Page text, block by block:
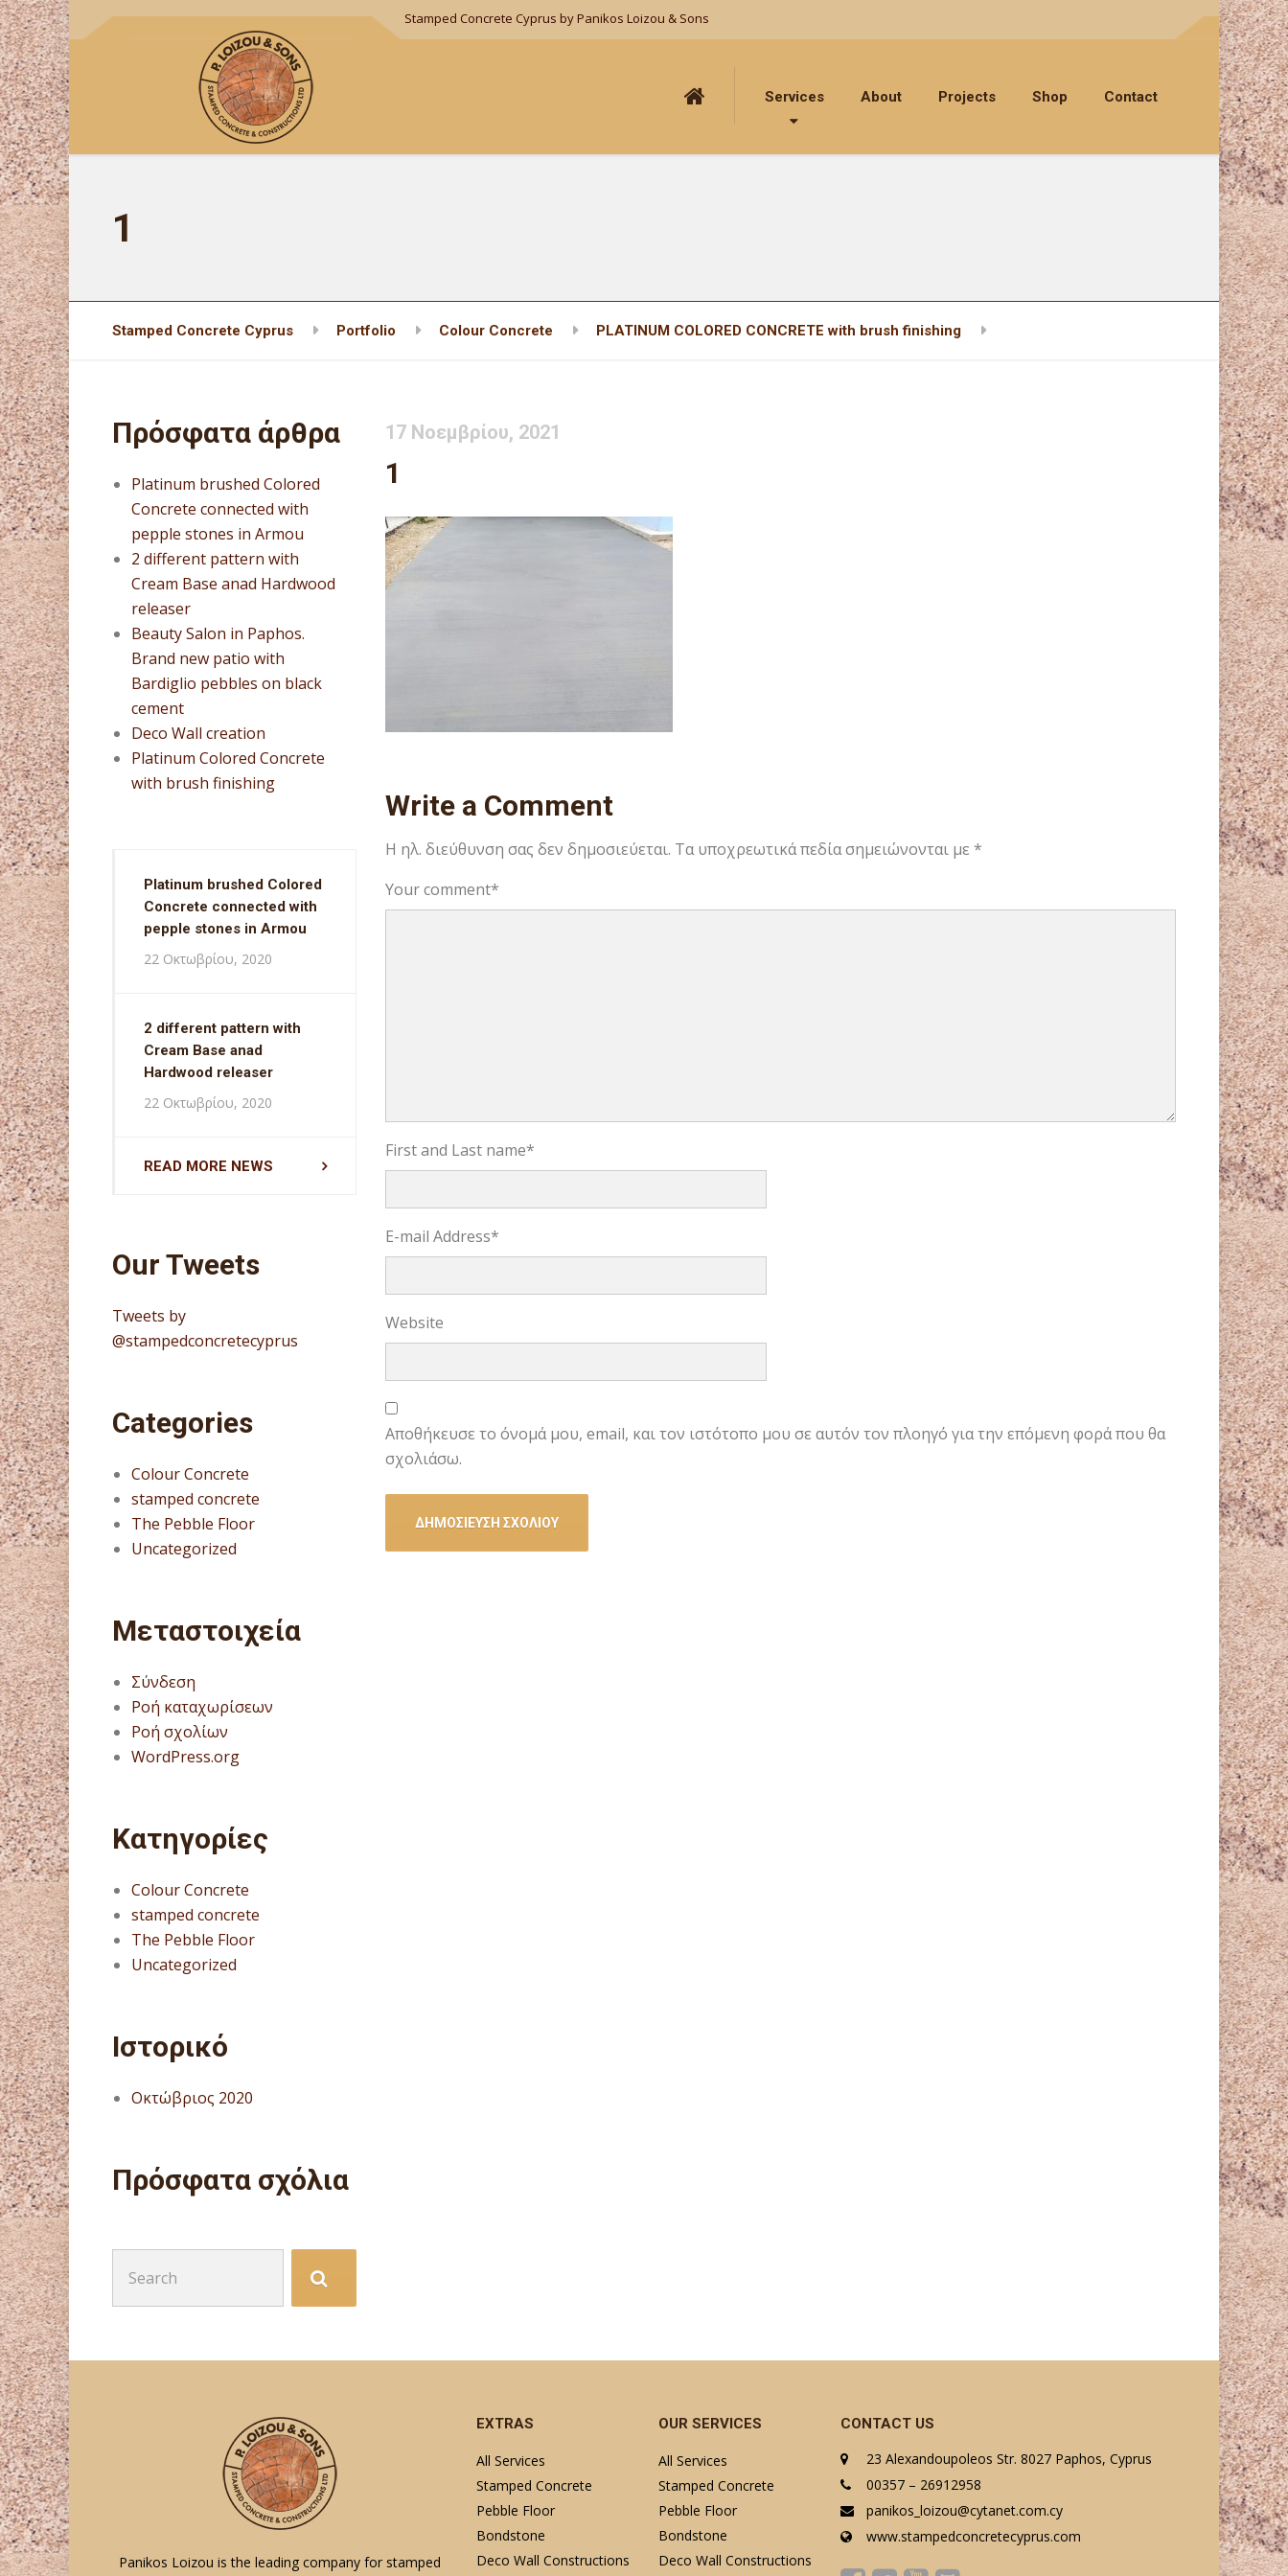
Stamped Concrete Cyprus by Panikos Loizou & Sons
Services About Projects Shop Contact
1
Stamped Concrete Cyprus Portfolio Colour Concrete PLATINUM COLORED CONCRETE with brush finishing
17 Νοεμβρίου, 2021
1
Write a Comment
Η ηλ. διεύθυνση σας δεν δημοσιεύεται. Τα υποχρεωτικά πεδία σημειώνονται με *
Your comment*
First and Last name*
E-mail Address*
Website
Αποθήκευσε το όνομά μου, email, και τον ιστότοπο μου σε αυτόν τον πλοηγό για την επόμενη φορά που θα
σχολιάσω.
Πρόσφατα άρθρα
Platinum brushed Colored
Concrete connected with
pepple stones in Armou
2 different pattern with
Cream Base anad Hardwood
releaser
Beauty Salon in Paphos.
Brand new patio with
Bardiglio pebbles on black
cement
Deco Wall creation
Platinum Colored Concrete
with brush finishing
Platinum brushed Colored
Concrete connected with
pepple stones in Armou
22 Οκτωβρίου, 2020
2 different pattern with
Cream Base anad
Hardwood releaser
22 Οκτωβρίου, 2020
READ MORE NEWS
Our Tweets
Tweets by
@stampedconcretecyprus
Categories
Colour Concrete
stamped concrete
The Pebble Floor
Uncategorized
Μεταστοιχεία
Σύνδεση
Ροή καταχωρίσεων
Ροή σχολίων
WordPress.org
Kατηγορίες
Colour Concrete
stamped concrete
The Pebble Floor
Uncategorized
Ιστορικό
Οκτώβριος 2020
Πρόσφατα σχόλια
for:
Panikos Loizou is the leading company for stamped
EXTRAS
All Services
Stamped Concrete
Pebble Floor
Bondstone
Deco Wall Constructions
OUR SERVICES
All Services
Stamped Concrete
Pebble Floor
Bondstone
Deco Wall Constructions
CONTACT US
23 Alexandoupoleos Str. 8027 Paphos, Cyprus
00357 – 26912958
panikos_loizou@cytanet.com.cy
www.stampedconcretecyprus.com